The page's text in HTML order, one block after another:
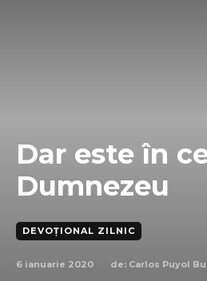
Dar este în
Dumnezeu
DEVOȚIONAL ZILNIC
6 ianuarie 2020 de: Carlos Puyol